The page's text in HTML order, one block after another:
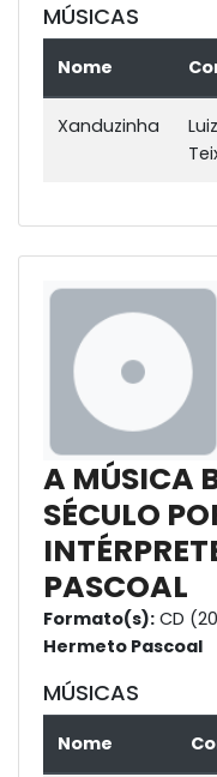
MÚSICAS
Nome
Xanduzinha
A MÚSICA
SÉCULO
PASCOAL
Formato(s): CD
Hermeto Pascoal
MÚSICAS
Nome